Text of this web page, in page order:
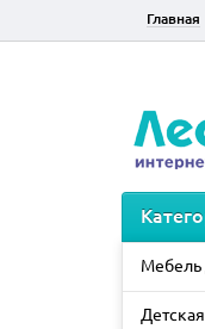
Главная
Мебель